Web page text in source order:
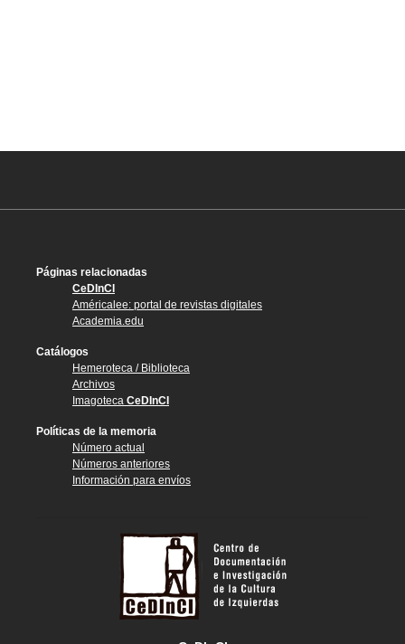
Páginas relacionadas
CeDInCI
Américalee: portal de revistas digitales
Academia.edu
Catálogos
Hemeroteca / Biblioteca
Archivos
Imagoteca CeDInCI
Políticas de la memoria
Número actual
Números anteriores
Información para envíos